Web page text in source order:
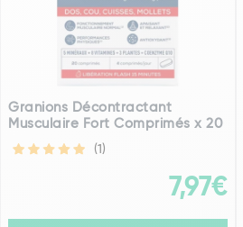
Granions Décontractant
Musculaire Fort Comprimés x 20
(1)
7,97€